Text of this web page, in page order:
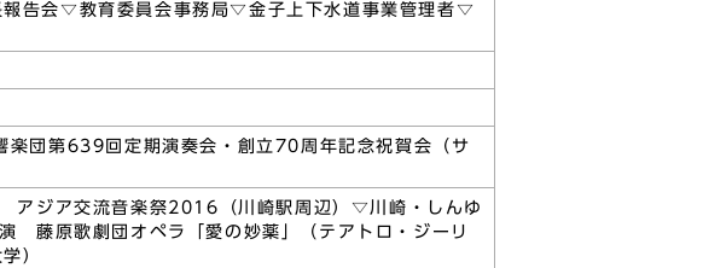
告会▽教育委員会事務局▽金子上下水道事業管理者▽
団第639回定期演奏会・創立70周年記念祝賀会（サ
ジア交流音楽祭2016（川崎駅周辺）▽川崎・しんゆ
藤原歌劇団オペラ「愛の妙薬」（テアトロ・ジーリ
）